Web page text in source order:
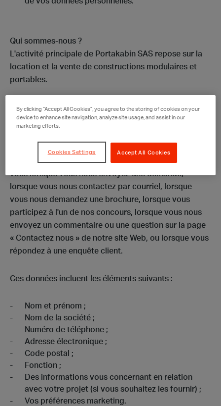
Qui sommes-nous ?
L'activité principale de Portakabin SAS repose sur la
location et la vente de constructions modulaires et
portables.
Collecte de vos données
notre site Web
Nous collectons des données directement auprès de
vous lorsque vous nous envoyez une demande,
lorsque vous nous contactez par courriel, lorsque
vous nous demandez une brochure, lorsque vous
participez à l'un de nos concours, lorsque vous nous
envoyez un commentaire ou une question sur la page
« Contactez nous » de notre site Web, ou lorsque vous
répondez à une enquête client.
Ces données incluent les éléments suivants :
Nom et prénom ;
Nom de la société ;
Numéro de téléphone ;
Adresse électronique ;
Code postal ;
Fonction ;
Des informations vous concernant en relation
avec votre projet (si vous souhaitez les fournir) ;
Vos préférences marketing.
By clicking “Accept All Cookies”, you agree to the storing of cookies on your
device to enhance site navigation, analyze site usage, and assist in our
marketing efforts.
Accept All Cookies
Cookies Settings